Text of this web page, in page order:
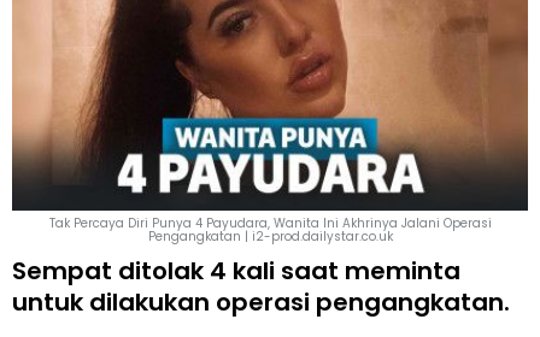
Tak Percaya Diri Punya 4 Payudara, Wanita Ini Akhrinya Jalani Operasi
Pengangkatan | i2-prod.dailystar.co.uk
Sempat ditolak 4 kali saat meminta
untuk dilakukan operasi pengangkatan.